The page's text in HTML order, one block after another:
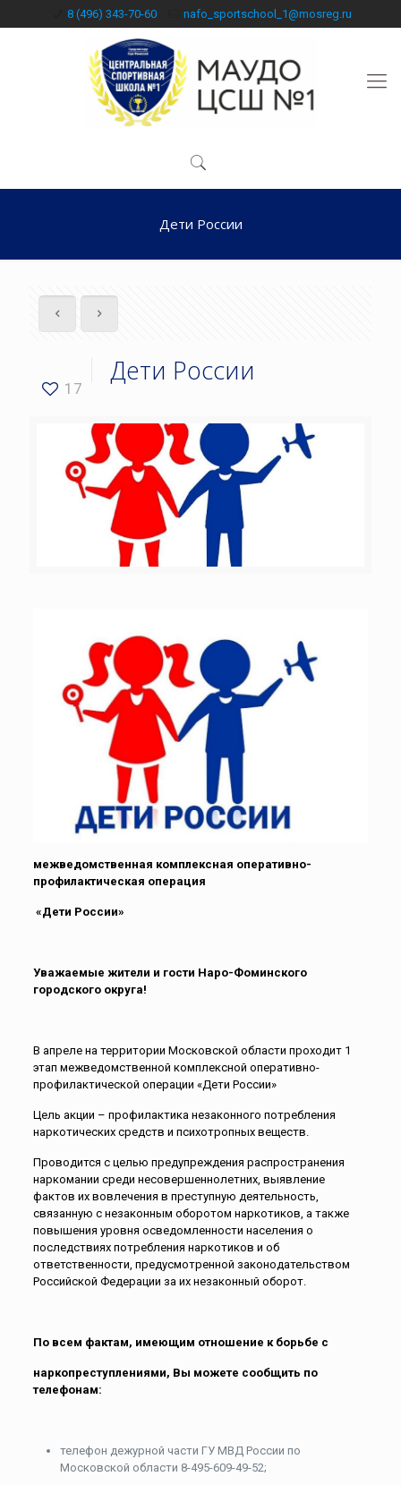
8 (496) 343-70-60 nafo_sportschool_1@mosreg.ru
Дети России
17
Дети России
межведомственная комплексная оперативно-
профилактическая операция
«Дети России»
Уважаемые жители и гости Наро-Фоминского
городского округа!
В апреле на территории Московской области проходит 1
этап межведомственной комплексной оперативно-
профилактической операции «Дети России»
Цель акции – профилактика незаконного потребления
наркотических средств и психотропных веществ.
Проводится с целью предупреждения распространения
наркомании среди несовершеннолетних, выявление
фактов их вовлечения в преступную деятельность,
связанную с незаконным оборотом наркотиков, а также
повышения уровня осведомленности населения о
последствиях потребления наркотиков и об
ответственности, предусмотренной законодательством
Российской Федерации за их незаконный оборот.
По всем фактам, имеющим отношение к борьбе с
наркопреступлениями, Вы можете сообщить по
телефонам:
телефон дежурной части ГУ МВД России по
Московской области 8-495-609-49-52;